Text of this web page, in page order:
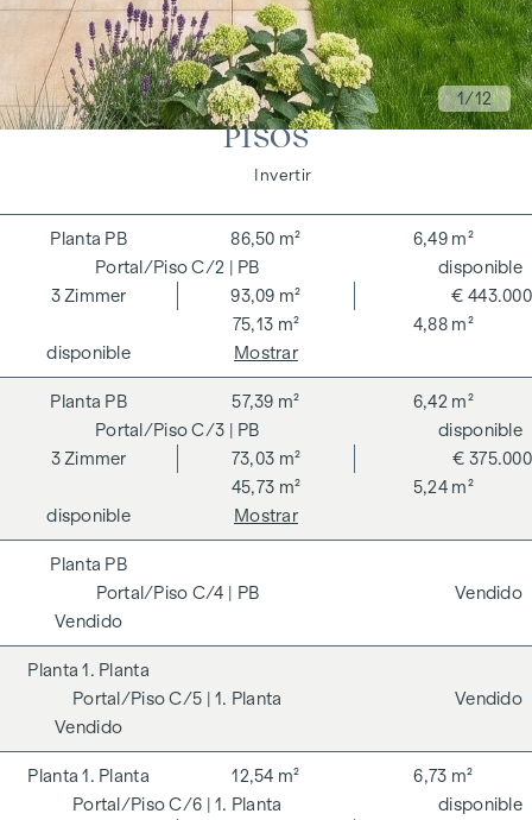
1/12
PISOS
Invertir
C/2 | PB
PB
3Zimmer 93,09 m²
86,50 m² 6,49 m²
75,13 m² 4,88 m²
€ 443.000
disponible
disponible
Mostrar
C/3 | PB
PB
3Zimmer 73,03 m²
57,39 m² 6,42 m²
45,73 m² 5,24 m²
€ 375.000
disponible
disponible
Mostrar
C/4 | PB
PB
Vendido
Vendido
C/5 | 1. Planta
1. Planta
Vendido
Vendido
C/6 | 1. Planta
1. Planta 12,54 m² 6,73 m²
disponible